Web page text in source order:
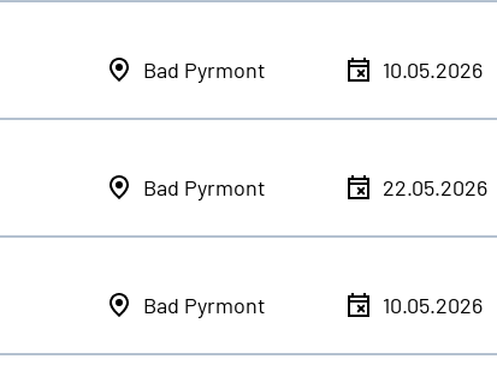
Bad Pyrmont 10.05.2026
Bad Pyrmont 22.05.2026
Bad Pyrmont 10.05.2026